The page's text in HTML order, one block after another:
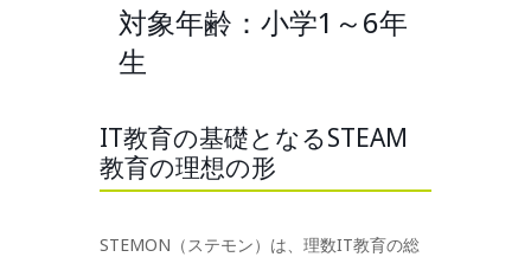
対象年齢：小学1～6年
生
IT教育の基礎となるSTEAM
教育の理想の形
STEMON（ステモン）は、理数IT教育の総